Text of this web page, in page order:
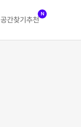
공간찾기 추천
N